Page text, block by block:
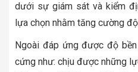
dưới sự giám sát và kiểm
lựa chọn nhằm tăng cường
Ngoài đáp ứng được độ
cứng như: chịu được những